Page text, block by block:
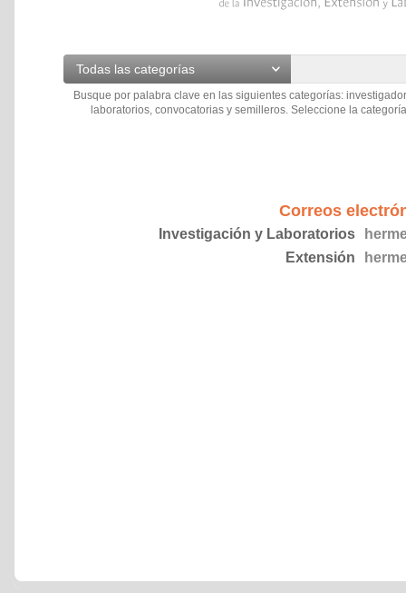
Todas las categorías
Busque por palabra clave en las siguientes categorías:
laboratorios, convocatorias y semilleros. Seleccione la
Correos
Investigación y Laboratorios
Extensión